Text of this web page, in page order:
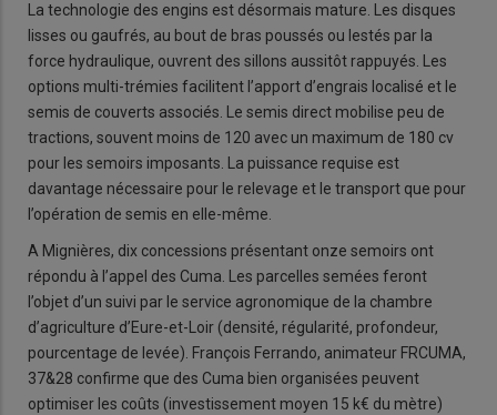
La technologie des engins est désormais mature. Les disques
lisses ou gaufrés, au bout de bras poussés ou lestés par la
force hydraulique, ouvrent des sillons aussitôt rappuyés. Les
options multi-trémies facilitent l’apport d’engrais localisé et le
semis de couverts associés. Le semis direct mobilise peu de
tractions, souvent moins de 120 avec un maximum de 180 cv
pour les semoirs imposants. La puissance requise est
davantage nécessaire pour le relevage et le transport que pour
l’opération de semis en elle-même.
A Mignières, dix concessions présentant onze semoirs ont
répondu à l’appel des Cuma. Les parcelles semées feront
l’objet d’un suivi par le service agronomique de la chambre
d’agriculture d’Eure-et-Loir (densité, régularité, profondeur,
pourcentage de levée). François Ferrando, animateur FRCUMA,
37&28 confirme que des Cuma bien organisées peuvent
optimiser les coûts (investissement moyen 15 k€ du mètre)